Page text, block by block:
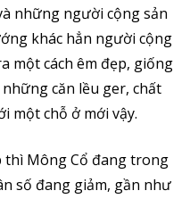
những người cộng sản
khác hẳn người cộng
một cách êm đẹp, giống
căn lều ger, chất
một chỗ ở mới vậy.
thì Mông Cổ đang trong
số đang giảm, gần như